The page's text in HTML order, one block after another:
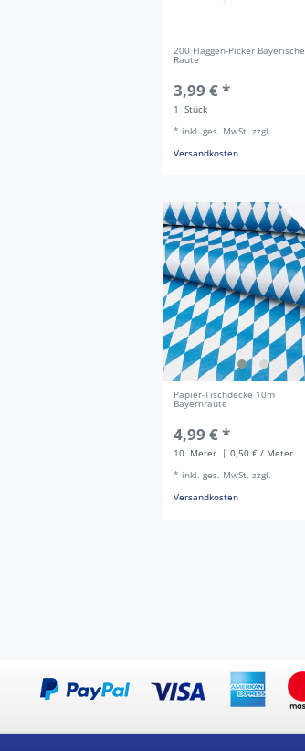
200 Flaggen-Picker Bayerische
Raute
3,99 € *
1
Stück
* inkl. ges. MwSt. zzgl.
Versandkosten
Papier-Tischdecke 10m
Bayernraute
4,99 € *
10 Meter
| 0,50 € / Meter
* inkl. ges. MwSt. zzgl.
Versandkosten